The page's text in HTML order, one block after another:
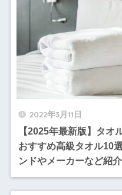
2022年3月11日
【2025年最新版】タオ
おすすめ高級タオル10
ンドやメーカーなど紹介